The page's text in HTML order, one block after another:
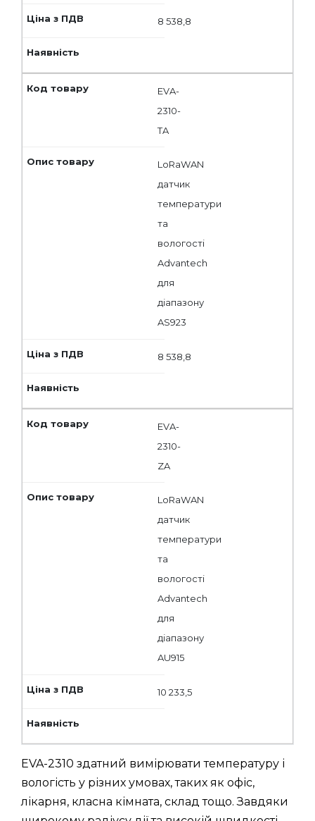
8 538,8
EVA-
2310-
TA
LoRaWAN
датчик
температури
та
вологості
Advantech
для
діапазону
AS923
8 538,8
EVA-
2310-
ZA
LoRaWAN
датчик
температури
та
вологості
Advantech
для
діапазону
AU915
10 233,5
EVA-2310 здатний вимірювати температуру і
вологість у різних умовах, таких як офіс,
лікарня, класна кімната, склад тощо. Завдяки